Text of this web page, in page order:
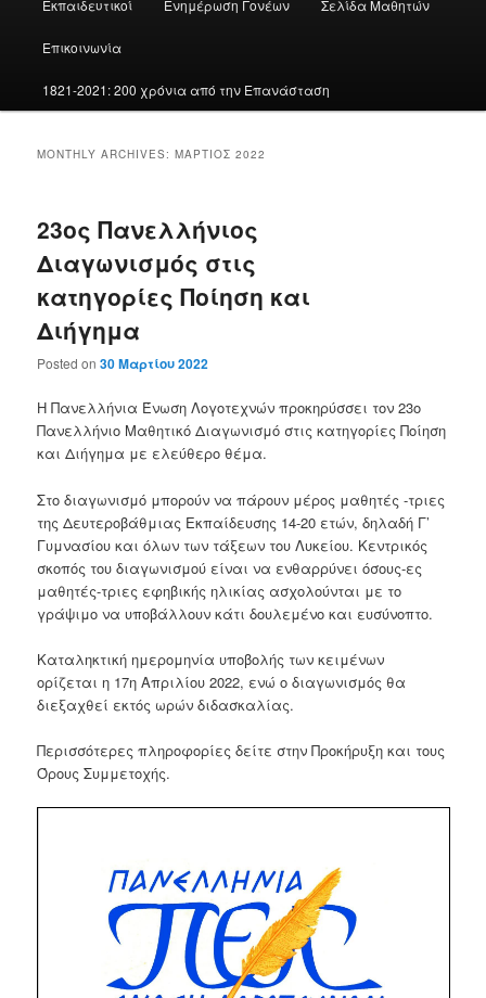
Εκπαιδευτικοί Ενημέρωση Γονέων Σελίδα Μαθητών
Επικοινωνία
1821-2021: 200 χρόνια από την Επανάσταση
MONTHLY ARCHIVES:ΜΆΡΤΙΟΣ 2022
23ος Πανελλήνιος
Διαγωνισμός στις
κατηγορίες Ποίηση και
Διήγημα
Posted on30 Μαρτίου 2022
Η Πανελλήνια Ένωση Λογοτεχνών προκηρύσσει τον 23ο
Πανελλήνιο Μαθητικό Διαγωνισμό στις κατηγορίες Ποίηση
και Διήγημα με ελεύθερο θέμα.
Στο διαγωνισμό μπορούν να πάρουν μέρος μαθητές -τριες
της Δευτεροβάθμιας Εκπαίδευσης 14-20 ετών, δηλαδή Γ’
Γυμνασίου και όλων των τάξεων του Λυκείου. Κεντρικός
σκοπός του διαγωνισμού είναι να ενθαρρύνει όσους-ες
μαθητές-τριες εφηβικής ηλικίας ασχολούνται με το
γράψιμο να υποβάλλουν κάτι δουλεμένο και ευσύνοπτο.
Καταληκτική ημερομηνία υποβολής των κειμένων
ορίζεται η 17η Απριλίου 2022, ενώ ο διαγωνισμός θα
διεξαχθεί εκτός ωρών διδασκαλίας.
Περισσότερες πληροφορίες δείτε στην Προκήρυξη και τους
Όρους Συμμετοχής.